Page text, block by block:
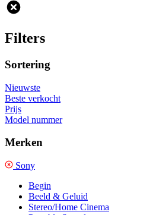
Filters
Sortering
Nieuwste
Beste verkocht
Prijs
Model nummer
Merken
Sony
Begin
Beeld & Geluid
Stereo/Home Cinema